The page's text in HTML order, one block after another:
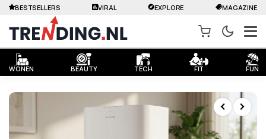
WONEN BEAUTY TECH FIT FUN
BESTSELLERS VIRAL EXPLORE MAGAZINE